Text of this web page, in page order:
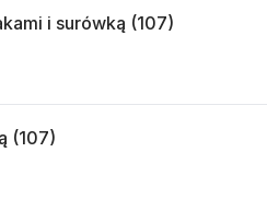
i surówką (107)
(107)